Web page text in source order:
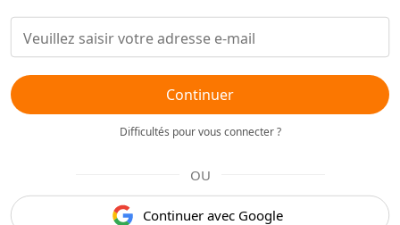
Continuer
Difficultés pour vous connecter ?
OU
Continuer avec Google